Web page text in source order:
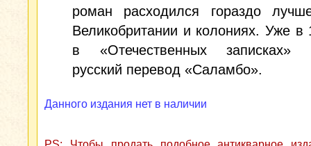
роман расходился гораздо
Великобритании и колониях. Уже в
в «Отечественных записках»
русский перевод «Саламбо».
Данного издания нет в наличии